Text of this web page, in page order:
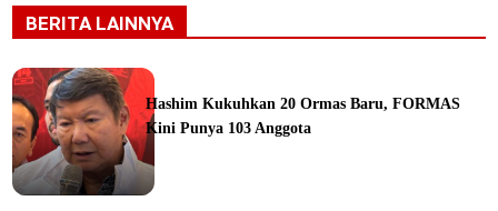
BERITA LAINNYA
Hashim Kukuhkan 20 Ormas Baru, FORMAS
Kini Punya 103 Anggota